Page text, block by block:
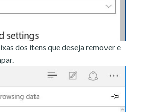
dos itens que deseja remover e